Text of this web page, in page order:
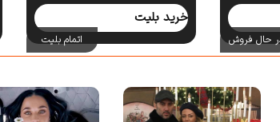
حال فروش
خرید بلیت
اتمام بلیت